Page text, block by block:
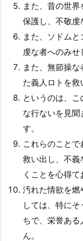
また、昔の世
保護し、不敬虔
また、ソドム
虔な者へのみせ
また、無節操
た義人ロトを救
というのは、
な行ないを見
す。
これらのこと
救い出し、不義
くことを心得て
汚れた情欲を燃
しては、特に
ちで、栄誉あ
ん。